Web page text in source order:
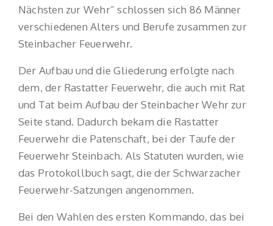
Nächsten zur Wehr” schlossen sich 86 Männer
verschiedenen Alters und Berufe zusammen zur
Steinbacher Feuerwehr.
Der Aufbau und die Gliederung erfolgte nach
dem, der Rastatter Feuerwehr, die auch mit Rat
und Tat beim Aufbau der Steinbacher Wehr zur
Seite stand. Dadurch bekam die Rastatter
Feuerwehr die Patenschaft, bei der Taufe der
Feuerwehr Steinbach. Als Statuten wurden, wie
das Protokollbuch sagt, die der Schwarzacher
Feuerwehr-Satzungen angenommen.
Bei den Wahlen des ersten Kommando, das bei